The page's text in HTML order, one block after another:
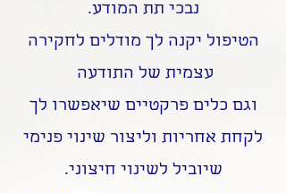
נבכי תת המודע.
הטיפול יקנה לך מודלים לחקירה
עצמית של התודעה
וגם כלים פרקטיים שיאפשרו לך
לקחת אחריות וליצור שינוי פנימי
שיוביל לשינוי חיצוני.